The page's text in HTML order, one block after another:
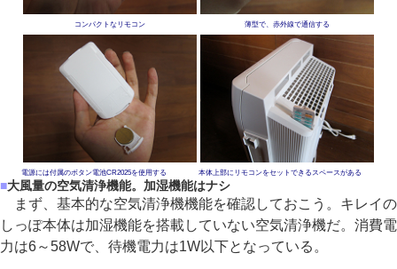
コンパクトなリモコン 薄型で、赤外線で通信する
電源には付属のボタン電池CR2025を使用する 本体上部にリモコンをセットできるスペースがある
■大風量の空気清浄機能。加湿機能はナシ
まず、基本的な空気清浄機機能を確認しておこう。キレイの
しっぽ本体は加湿機能を搭載していない空気清浄機だ。消費電
力は6～58Wで、待機電力は1W以下となっている。